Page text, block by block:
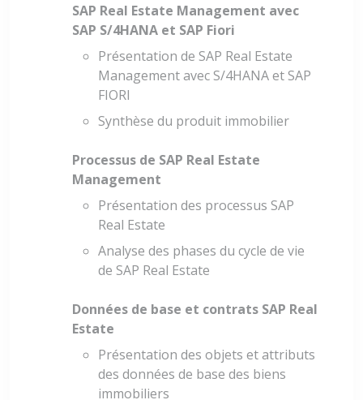
SAP Real Estate Management avec
SAP S/4HANA et SAP Fiori
Présentation de SAP Real Estate
Management avec S/4HANA et SAP
FIORI
Synthèse du produit immobilier
Processus de SAP Real Estate
Management
Présentation des processus SAP
Real Estate
Analyse des phases du cycle de vie
de SAP Real Estate
Données de base et contrats SAP Real
Estate
Présentation des objets et attributs
des données de base des biens
immobiliers